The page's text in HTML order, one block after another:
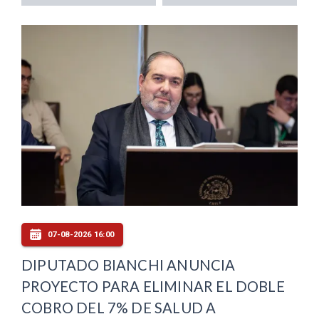
07-08-2026 16:00
DIPUTADO BIANCHI ANUNCIA
PROYECTO PARA ELIMINAR EL DOBLE
COBRO DEL 7% DE SALUD A